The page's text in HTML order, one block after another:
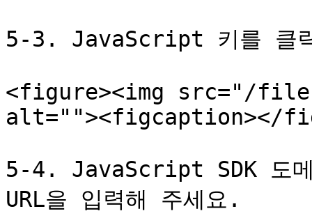
5-3. JavaScript 키를 클
<figure><img src="/
alt=""><figcaption></
5-4. JavaScript SDK 도메
URL을 입력해 주세요.